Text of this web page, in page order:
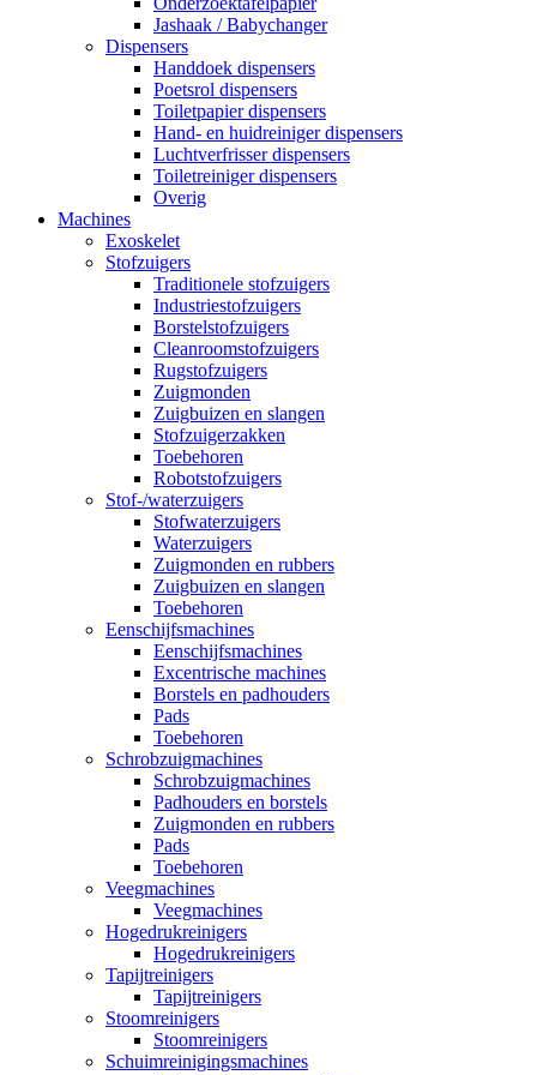
Jashaak / Babychanger
Dispensers
Handdoek dispensers
Poetsrol dispensers
Toiletpapier dispensers
Hand- en huidreiniger dispensers
Luchtverfrisser dispensers
Toiletreiniger dispensers
Overig
Machines
Exoskelet
Stofzuigers
Traditionele stofzuigers
Industriestofzuigers
Borstelstofzuigers
Cleanroomstofzuigers
Rugstofzuigers
Zuigmonden
Zuigbuizen en slangen
Stofzuigerzakken
Toebehoren
Robotstofzuigers
Stof-/waterzuigers
Stofwaterzuigers
Waterzuigers
Zuigmonden en rubbers
Zuigbuizen en slangen
Toebehoren
Eenschijfsmachines
Eenschijfsmachines
Excentrische machines
Borstels en padhouders
Pads
Toebehoren
Schrobzuigmachines
Schrobzuigmachines
Padhouders en borstels
Zuigmonden en rubbers
Pads
Toebehoren
Veegmachines
Veegmachines
Hogedrukreinigers
Hogedrukreinigers
Tapijtreinigers
Tapijtreinigers
Stoomreinigers
Stoomreinigers
Schuimreinigingsmachines